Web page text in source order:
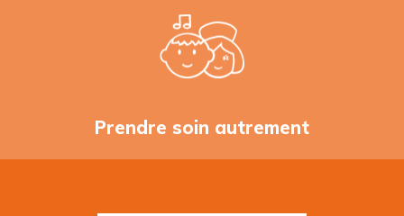
Prendre soin autrement